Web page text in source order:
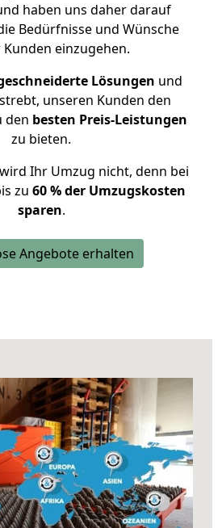
haben uns daher darauf
Bedürfnisse und Wünsche
einzugehen.
Lösungen und
unseren Kunden den
den besten Preis-Leistungen
zu bieten.
Ihr Umzug nicht, denn bei
zu 60 % der Umzugskosten
sparen.
Angebote erhalten